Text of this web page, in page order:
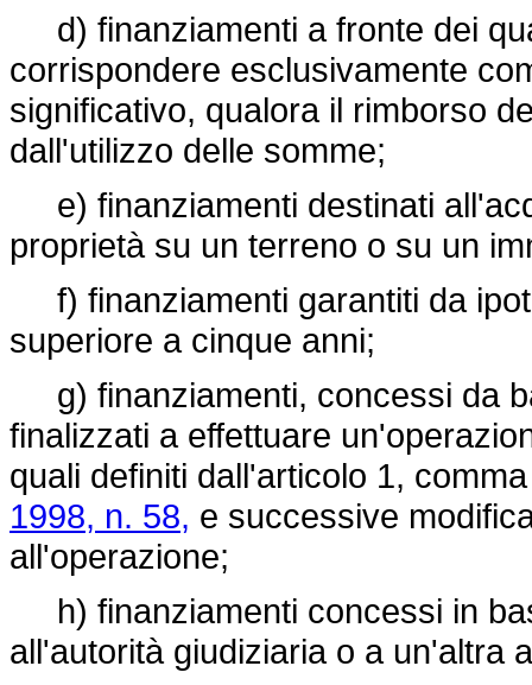
d) finanziamenti a fronte dei
corrispondere esclusivamente
significativo, qualora il rimborso
dall'utilizzo delle somme;
e) finanziamenti destinati
proprietà su un terreno o su un
f) finanziamenti garantiti da
superiore a cinque anni;
g) finanziamenti, concessi da
finalizzati a effettuare
quali definiti dall'articolo 1,
1998, n. 58, e successive
all'operazione;
h) finanziamenti concessi in
all'autorità giudiziaria o a un'altra